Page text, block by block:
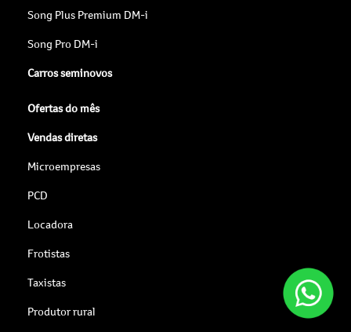
Song Plus Premium DM-i
Song Pro DM-i
Carros seminovos
Ofertas do mês
Vendas diretas
Microempresas
PCD
Locadora
Frotistas
Taxistas
Produtor rural